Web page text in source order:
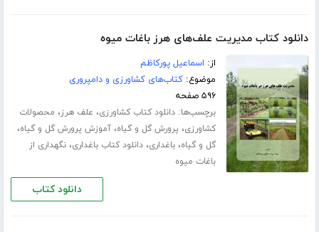
دانلود کتاب مدیریت علف‌های هرز باغات میوه
از: اسماعیل پورکاظم
موضوع:کتاب‌های کشاورزی و دامپروری
۵۹۶ صفحه
برچسب‌ها:دانلود کتاب کشاورزی، علف هرز، محصولات
کشاورزی، پرورش گل و گیاه،آموزش پرورش گل و گیاه،
گل و گیاه،باغداری،دانلود کتاب باغداری،نگهداری از
باغات میوه
دانلود کتاب